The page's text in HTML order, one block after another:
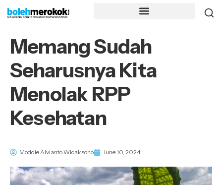
Memang Sudah
Seharusnya Kita
Menolak RPP
Kesehatan
Moddie Alvianto Wicaksono June 10, 2024